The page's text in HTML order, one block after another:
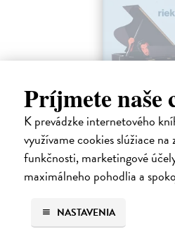
Príjmete naše
K prevádzke internetového
využívame cookies slúžiace
funkčnosti, marketingové
maximálneho pohodlia a
NASTAVENIA
Rieka času
| Kniha
Pascal Mercier bol vždy majstrom
Nočný vlak do Lisabonu či Váha slov
zamysleniu sa nad veľkými témami,